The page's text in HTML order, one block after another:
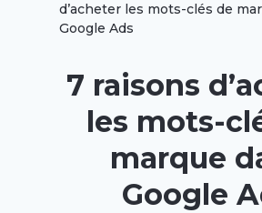
d’acheter les mots-clés de
Google Ads
7 raisons
les mots-
marque
Google